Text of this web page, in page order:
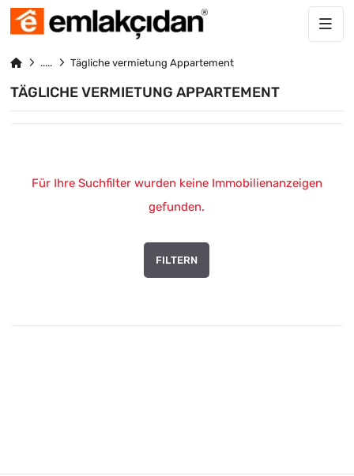
Tägliche vermietung Appartement
TÄGLICHE VERMIETUNG APPARTEMENT
Für Ihre Suchfilter wurden keine Immobilienanzeigen
gefunden.
FILTERN